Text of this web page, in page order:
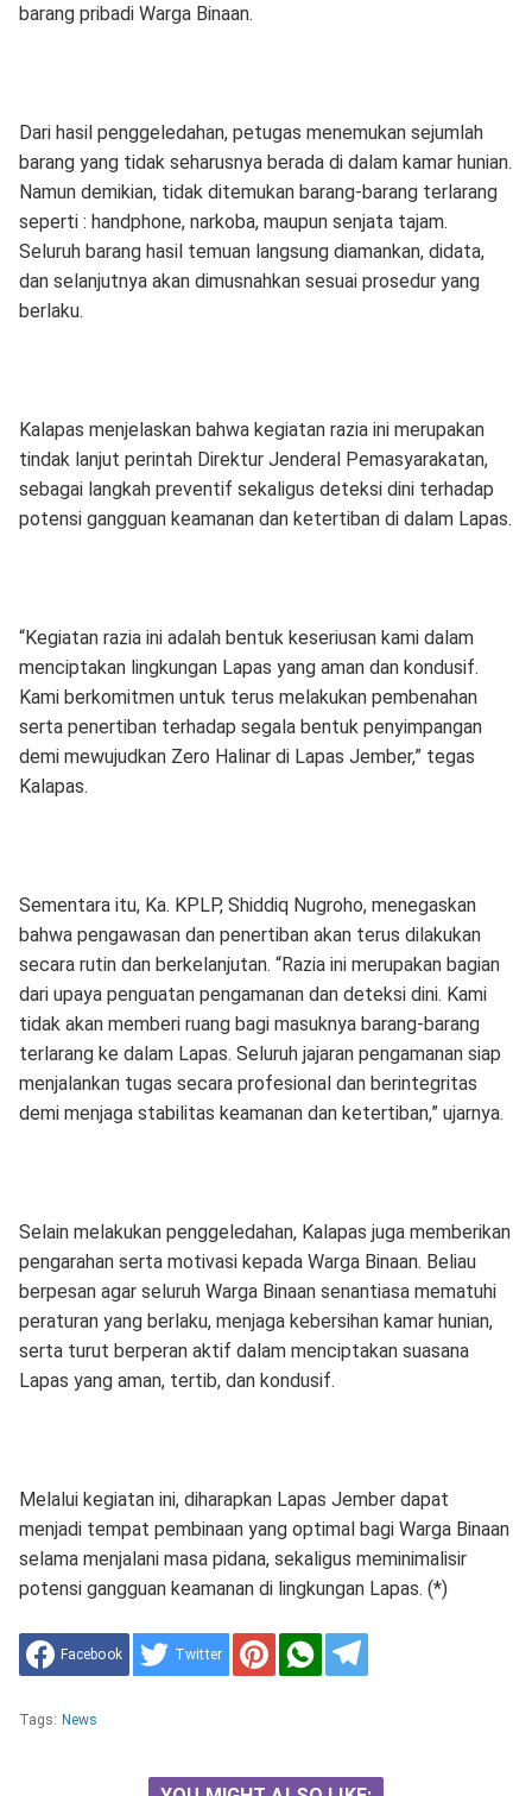
barang pribadi Warga Binaan.
Dari hasil penggeledahan, petugas menemukan sejumlah
barang yang tidak seharusnya berada di dalam kamar hunian.
Namun demikian, tidak ditemukan barang-barang terlarang
seperti : handphone, narkoba, maupun senjata tajam.
Seluruh barang hasil temuan langsung diamankan, didata,
dan selanjutnya akan dimusnahkan sesuai prosedur yang
berlaku.
Kalapas menjelaskan bahwa kegiatan razia ini merupakan
tindak lanjut perintah Direktur Jenderal Pemasyarakatan,
sebagai langkah preventif sekaligus deteksi dini terhadap
potensi gangguan keamanan dan ketertiban di dalam Lapas.
“Kegiatan razia ini adalah bentuk keseriusan kami dalam
menciptakan lingkungan Lapas yang aman dan kondusif.
Kami berkomitmen untuk terus melakukan pembenahan
serta penertiban terhadap segala bentuk penyimpangan
demi mewujudkan Zero Halinar di Lapas Jember,” tegas
Kalapas.
Sementara itu, Ka. KPLP, Shiddiq Nugroho, menegaskan
bahwa pengawasan dan penertiban akan terus dilakukan
secara rutin dan berkelanjutan. “Razia ini merupakan bagian
dari upaya penguatan pengamanan dan deteksi dini. Kami
tidak akan memberi ruang bagi masuknya barang-barang
terlarang ke dalam Lapas. Seluruh jajaran pengamanan siap
menjalankan tugas secara profesional dan berintegritas
demi menjaga stabilitas keamanan dan ketertiban,” ujarnya.
Selain melakukan penggeledahan, Kalapas juga memberikan
pengarahan serta motivasi kepada Warga Binaan. Beliau
berpesan agar seluruh Warga Binaan senantiasa mematuhi
peraturan yang berlaku, menjaga kebersihan kamar hunian,
serta turut berperan aktif dalam menciptakan suasana
Lapas yang aman, tertib, dan kondusif.
Melalui kegiatan ini, diharapkan Lapas Jember dapat
menjadi tempat pembinaan yang optimal bagi Warga Binaan
selama menjalani masa pidana, sekaligus meminimalisir
potensi gangguan keamanan di lingkungan Lapas. (*)
Facebook Twitter
Tags: News